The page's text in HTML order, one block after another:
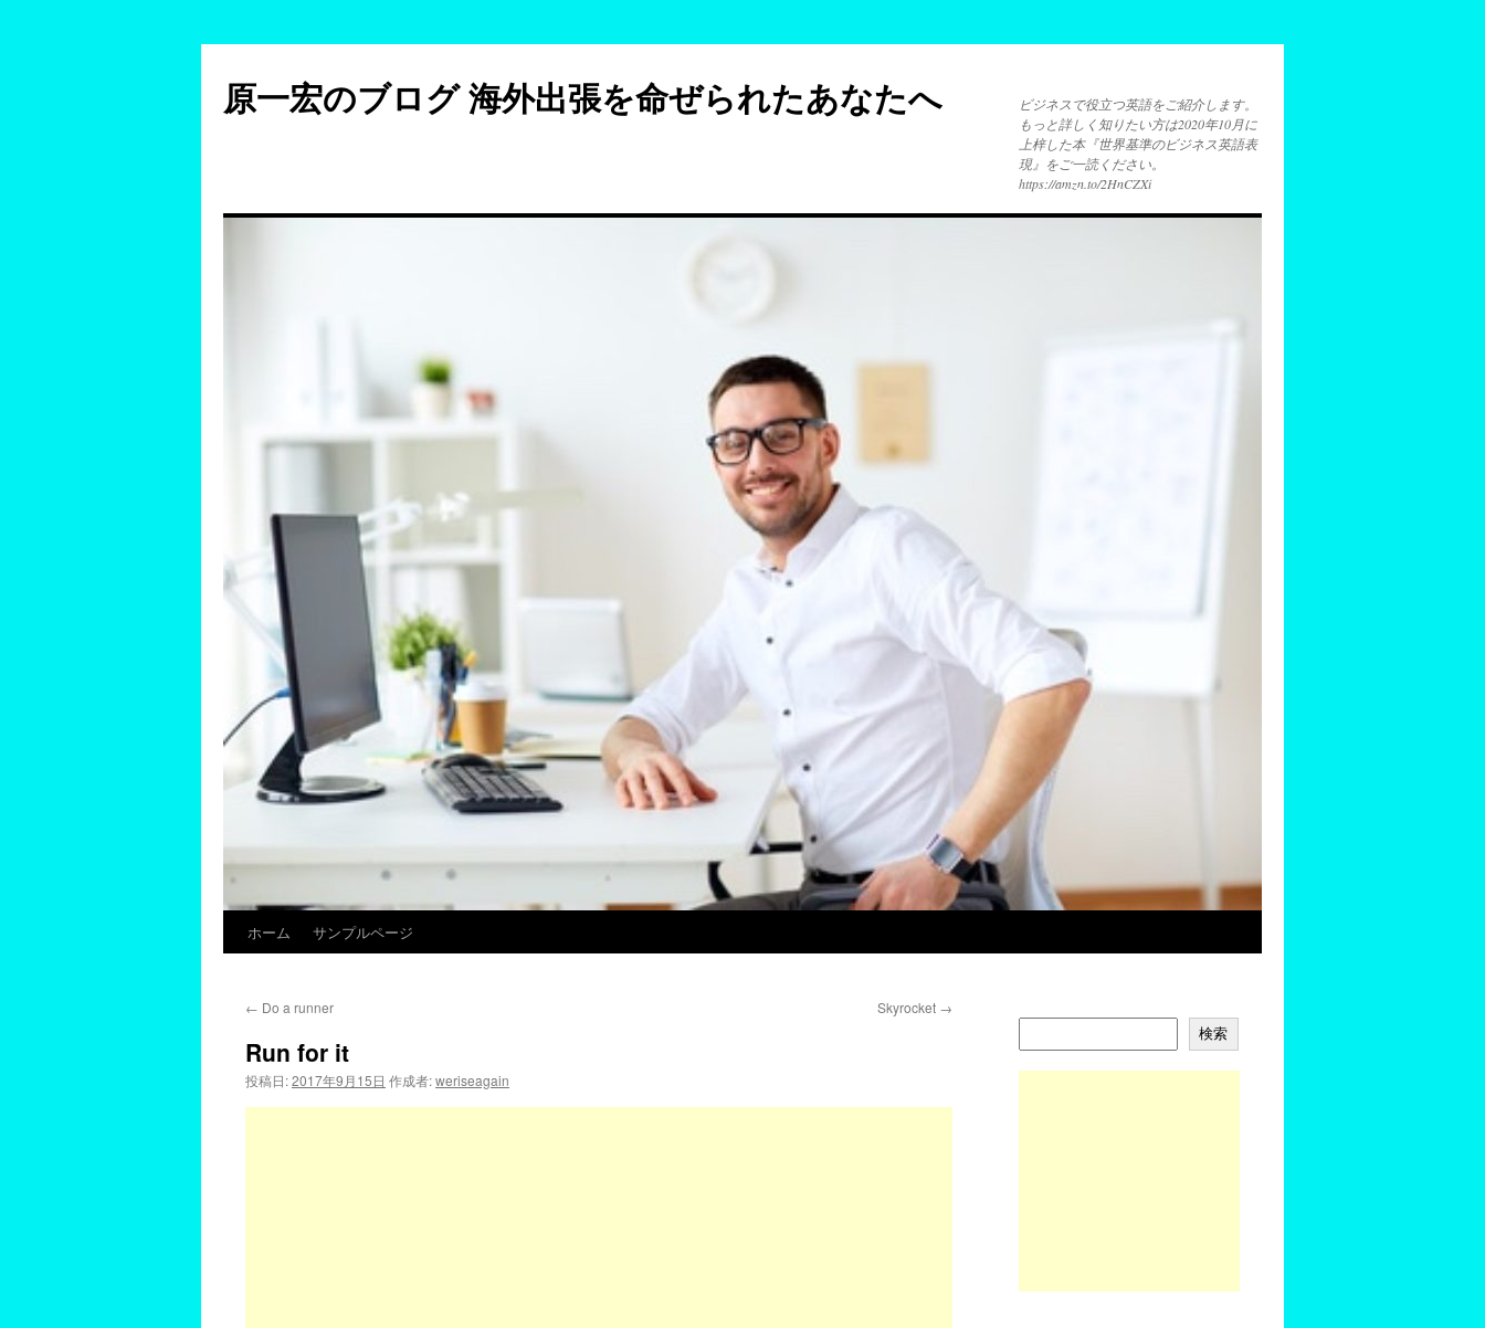
テ
ン
ッ
原一宏のブログ 海外出張を命ぜられたあなたへ
ビジネスで役立つ英語をご紹介します。
もっと詳しく知りたい方は2020年10月に
上梓した本『世界基準のビジネス英語表
現』をご一読ください。
https://amzn.to/2HnCZXi
ホーム サンプルページ
← Do a runner Skyrocket →
Run for it
投稿日:2017年9月15日 作成者:weriseagain
検索